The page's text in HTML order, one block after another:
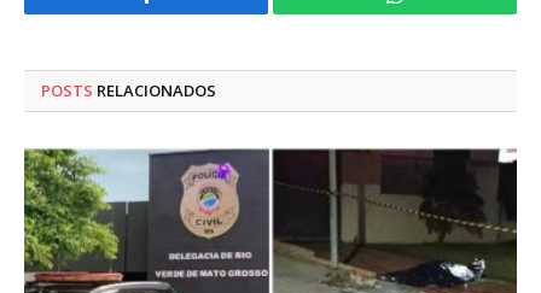
Facebook WhatsApp
POSTS RELACIONADOS